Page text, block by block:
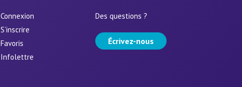
Connexion
S’inscrire
Favoris
Infolettre
Des questions ?
Écrivez-nous